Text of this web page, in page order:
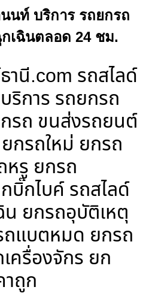
นท์ บริการ รถยกรถ
เฉินตลอด 24 ชม.
านี.com รถสไลด์
การ รถยกรถ
รถ ขนส่งรถยนต์
กรถใหม่ ยกรถ
หรู ยกรถ
บิ๊กไบค์ รถสไลด์
น ยกรถอุบัติเหตุ
ถแบตหมด ยกรถ
ครื่องจักร ยก
ถูก